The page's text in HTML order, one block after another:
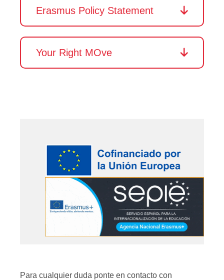
Erasmus Policy Statement
Your Right MOve
​Para cualquier duda ponte en contacto con